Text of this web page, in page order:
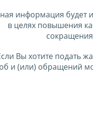
информация будет
в целях повышения
Вы хотите подать
и (или) обращений